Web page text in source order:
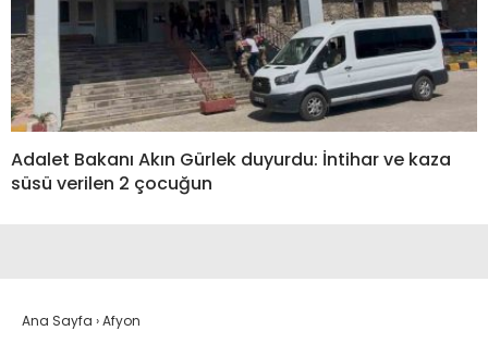
Adalet Bakanı Akın Gürlek duyurdu: İntihar ve kaza
süsü verilen 2 çocuğun
Ana Sayfa ›Afyon